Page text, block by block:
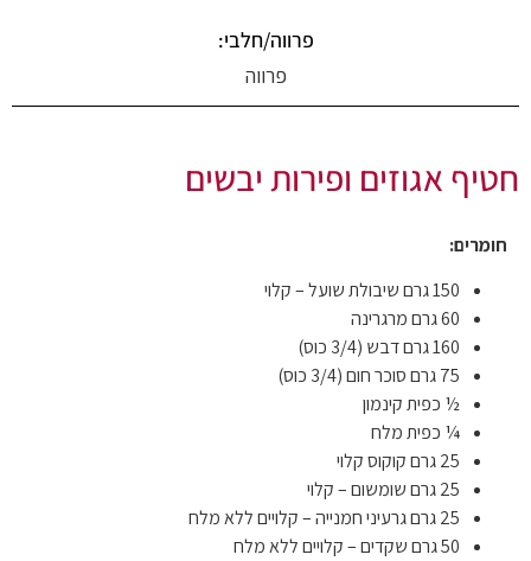
פרווה/חלבי:
פרווה
חטיף אגוזים ופירות יבשים
חומרים:
150 גרם שיבולת שועל – קלוי
60 גרם מרגרינה
160 גרם דבש (3/4 כוס)
75 גרם סוכר חום (3/4 כוס)
½ כפית קינמון
¼ כפית מלח
25 גרם קוקוס קלוי
25 גרם שומשום – קלוי
25 גרם גרעיני חמנייה – קלויים ללא מלח
50 גרם שקדים – קלויים ללא מלח